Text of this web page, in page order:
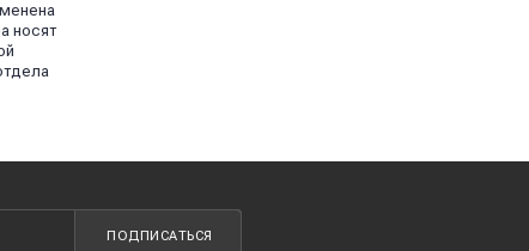
носят
ПОДПИСАТЬСЯ